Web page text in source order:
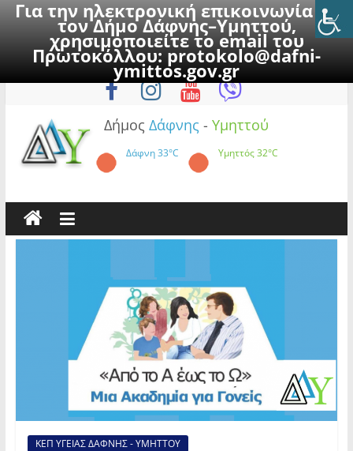
Για την ηλεκτρονική επικοινωνία με
τον Δήμο Δάφνης–Υμηττού,
χρησιμοποιείτε το email του
Πρωτοκόλλου:protokolo@dafni-
ymittos.gov.gr
to
Παρασκευή, 7 Αυγούστου 2026
Δήμος Δάφνης - Υμηττού
Δάφνη33°C Υμηττός32°C
ΚΕΠ ΥΓΕΙΑΣ ΔΑΦΝΗΣ - ΥΜΗΤΤΟΥ